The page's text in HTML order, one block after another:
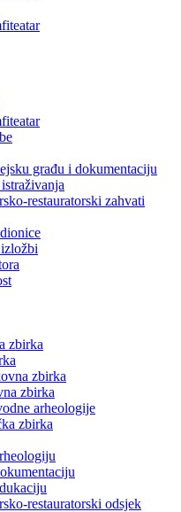
građu i dokumentaciju
restauratorski zahvati
zbirka
zbirka
zbirka
arheologije
zbirka
restauratorski odsjek